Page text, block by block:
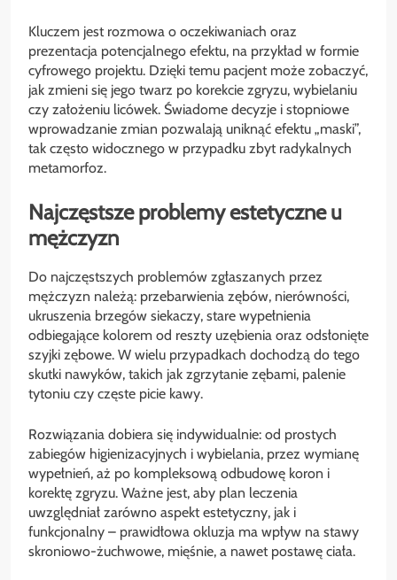
Kluczem jest rozmowa o oczekiwaniach oraz
prezentacja potencjalnego efektu, na przykład w formie
cyfrowego projektu. Dzięki temu pacjent może zobaczyć,
jak zmieni się jego twarz po korekcie zgryzu, wybielaniu
czy założeniu licówek. Świadome decyzje i stopniowe
wprowadzanie zmian pozwalają uniknąć efektu „maski”,
tak często widocznego w przypadku zbyt radykalnych
metamorfoz.
Najczęstsze problemy estetyczne u
mężczyzn
Do najczęstszych problemów zgłaszanych przez
mężczyzn należą: przebarwienia zębów, nierówności,
ukruszenia brzegów siekaczy, stare wypełnienia
odbiegające kolorem od reszty uzębienia oraz odsłonięte
szyjki zębowe. W wielu przypadkach dochodzą do tego
skutki nawyków, takich jak zgrzytanie zębami, palenie
tytoniu czy częste picie kawy.
Rozwiązania dobiera się indywidualnie: od prostych
zabiegów higienizacyjnych i wybielania, przez wymianę
wypełnień, aż po kompleksową odbudowę koron i
korektę zgryzu. Ważne jest, aby plan leczenia
uwzględniał zarówno aspekt estetyczny, jak i
funkcjonalny – prawidłowa okluzja ma wpływ na stawy
skroniowo-żuchwowe, mięśnie, a nawet postawę ciała.